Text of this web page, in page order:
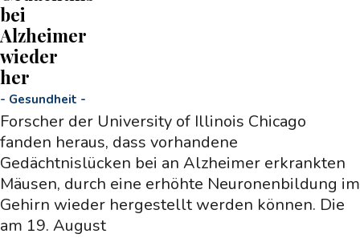
bei
Alzheimer
wieder
her
- Gesundheit -
Forscher der University of Illinois Chicago
fanden heraus, dass vorhandene
Gedächtnislücken bei an Alzheimer erkrankten
Mäusen, durch eine erhöhte Neuronenbildung im
Gehirn wieder hergestellt werden können. Die
am 19. August